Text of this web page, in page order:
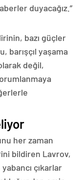
duyacağız.”
bazı güçler
barışçıl yaşama
değil,
her zaman
bildiren Lavrov,
çıkarlar